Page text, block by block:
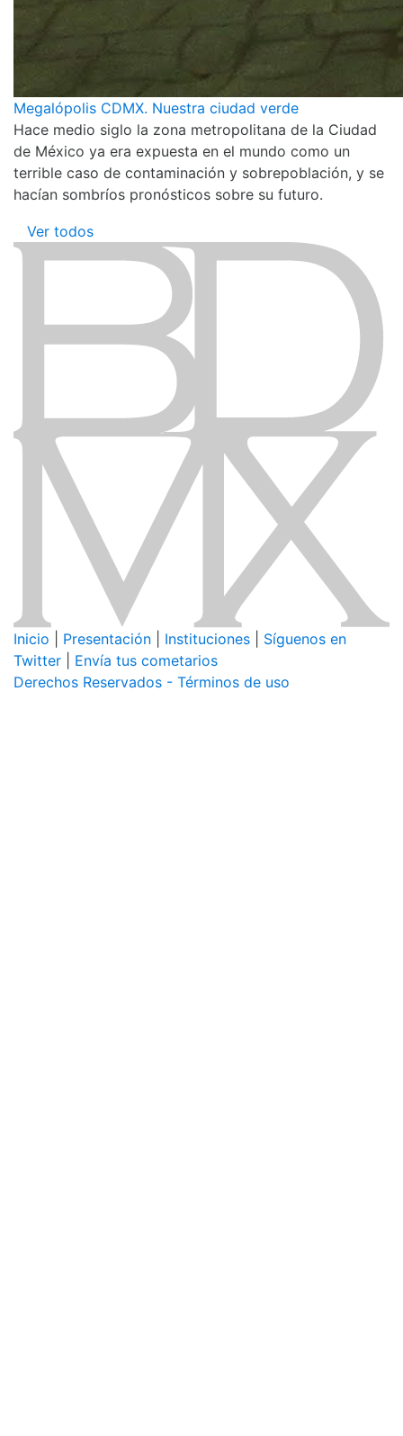
Megalópolis CDMX. Nuestra ciudad verde
Hace medio siglo la zona metropolitana de la Ciudad
de México ya era expuesta en el mundo como un
terrible caso de contaminación y sobrepoblación, y se
hacían sombríos pronósticos sobre su futuro.
Ver todos
Inicio Presentación Instituciones
Síguenos en
Twitter
Envía tus cometarios
Derechos Reservados - Términos de uso